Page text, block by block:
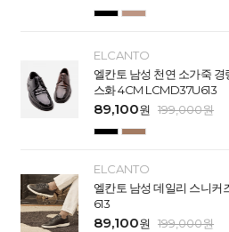
ELCANTO
엘칸토 남성 천연 소가죽 경
스화 4CM LCMD37U613
89,100원 199,000원
ELCANTO
엘칸토 남성 데일리 스니커
613
89,100원 199,000원